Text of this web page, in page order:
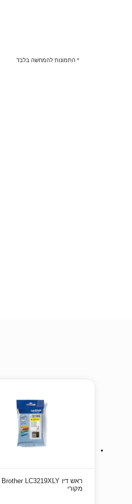
* התמונות להמחשה בלבד
מקורי